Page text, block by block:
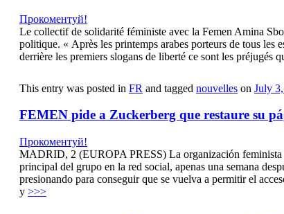
Прокоментуй!
Le collectif de solidarité féministe avec la Femen Amina
politique. « Après les printemps arabes porteurs de tous les
derrière les premiers slogans de liberté ce sont les préjugés
This entry was posted in FR and tagged nouvelles on July
FEMEN pide a Zuckerberg que restaure su
Прокоментуй!
MADRID, 2 (EUROPA PRESS) La organización feminista
principal del grupo en la red social, apenas una semana
presionando para conseguir que se vuelva a permitir el
y >>>